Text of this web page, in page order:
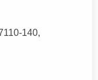
140,